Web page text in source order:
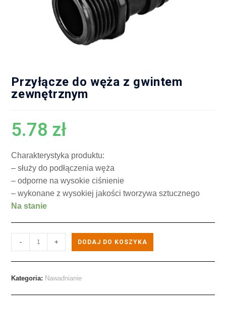
Przyłącze do węża z gwintem
zewnętrznym
5.78 zł
Charakterystyka produktu:
– służy do podłączenia węża
– odporne na wysokie ciśnienie
– wykonane z wysokiej jakości tworzywa sztucznego
Na stanie
- + DODAJ DO KOSZYKA
Kategoria: Nawadnianie